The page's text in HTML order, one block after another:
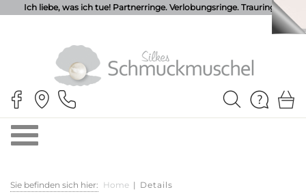
Ich liebe, was ich tue! Partnerringe. Verlobungsringe. Trauringe.
Sie befinden sich hier: Home | Details